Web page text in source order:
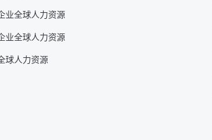
业全球人力资源
业全球人力资源
球人力资源